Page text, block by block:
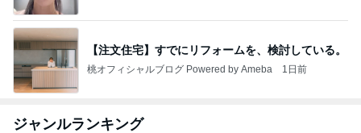
【注文住宅】すでにリフォームを、検討している。
桃オフィシャルブログ Powered by Ameba 1日前
ジャンルランキング